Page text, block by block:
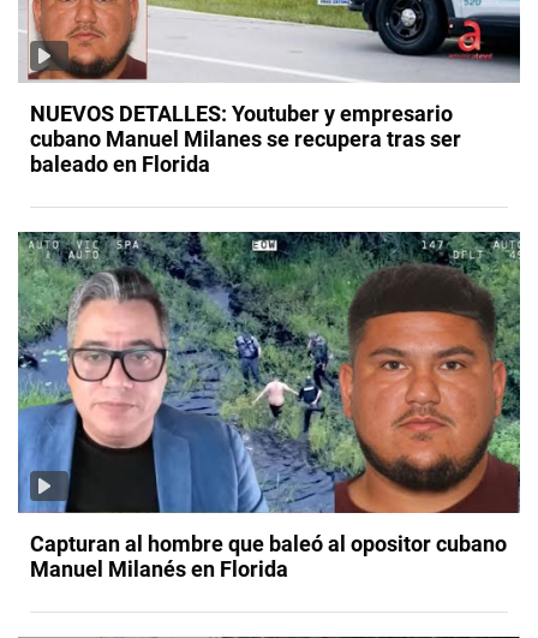
NUEVOS DETALLES: Youtuber y empresario
cubano Manuel Milanes se recupera tras ser
baleado en Florida
Capturan al hombre que baleó al opositor cubano
Manuel Milanés en Florida